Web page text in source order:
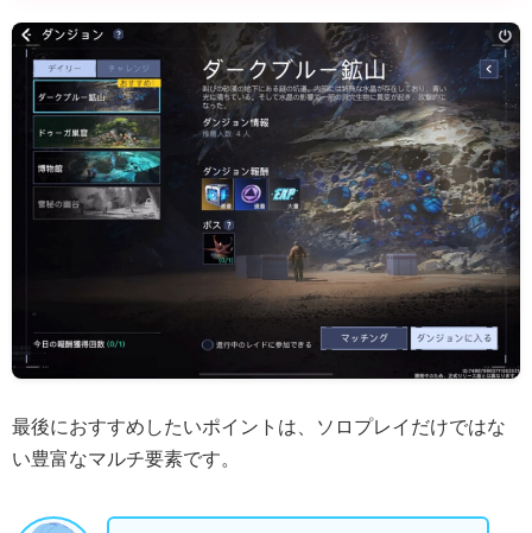
最後におすすめしたいポイントは、ソロプレイだけではな
い豊富なマルチ要素です。